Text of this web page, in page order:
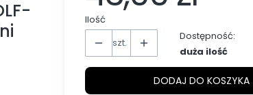
Ilość
szt.
Dostępność:
duża ilość
DODAJ DO KOSZYKA